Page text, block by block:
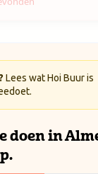
to content
Lees wat Hoi Buur is
doen in